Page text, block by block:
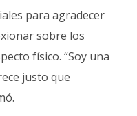
para agradecer
sobre los
físico. “Soy una
justo que